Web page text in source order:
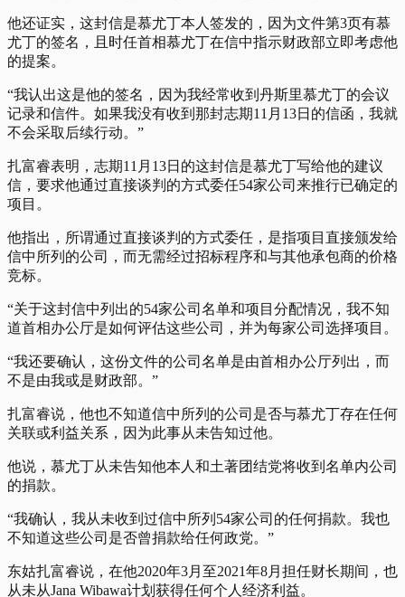
他还证实，这封信是慕尤丁本人签发的，因为文件第3页有慕
尤丁的签名，且时任首相慕尤丁在信中指示财政部立即考虑他
的提案。
“我认出这是他的签名，因为我经常收到丹斯里慕尤丁的会议
记录和信件。如果我没有收到那封志期11月13日的信函，我就
不会采取后续行动。”
扎富睿表明，志期11月13日的这封信是慕尤丁写给他的建议
信，要求他通过直接谈判的方式委任54家公司来推行已确定的
项目。
他指出，所谓通过直接谈判的方式委任，是指项目直接颁发给
信中所列的公司，而无需经过招标程序和与其他承包商的价格
竞标。
“关于这封信中列出的54家公司名单和项目分配情况，我不知
道首相办公厅是如何评估这些公司，并为每家公司选择项目。
“我还要确认，这份文件的公司名单是由首相办公厅列出，而
不是由我或是财政部。”
扎富睿说，他也不知道信中所列的公司是否与慕尤丁存在任何
关联或利益关系，因为此事从未告知过他。
他说，慕尤丁从未告知他本人和土著团结党将收到名单内公司
的捐款。
“我确认，我从未收到过信中所列54家公司的任何捐款。我也
不知道这些公司是否曾捐款给任何政党。”
东姑扎富睿说，在他2020年3月至2021年8月担任财长期间，也
从未从Jana Wibawa计划获得任何个人经济利益。